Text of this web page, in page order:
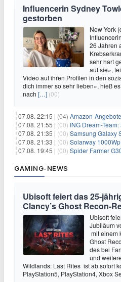
Influencerin Sydney
gestorben
New York
26 Jahren
sehr hart
auf sie»,
Video auf ihren Profilen in den
dich immer so sehr lieben», hieß
nach […] (00)
07.08. 22:15 | (04) Amazon-Angebote des
07.08. 21:55 | (00) ING Dream-Team:
07.08. 21:35 | (00) Samsung Galaxy S26 Ultra 256GB
07.08. 21:33 | (00) Solarway 1000Wp Balkonkraftwerk
07.08. 19:45 | (00) Spider Farmer G3000
GAMING-NEWS
Ubisoft feiert das 25-
Clancy’s Ghost Recon-
Ubisoft
Jubiläum
mit einem
Ghost
des bei
und
Wildlands: Last Rites ist ab sofort
PlayStation5, PlayStation4, Xbox